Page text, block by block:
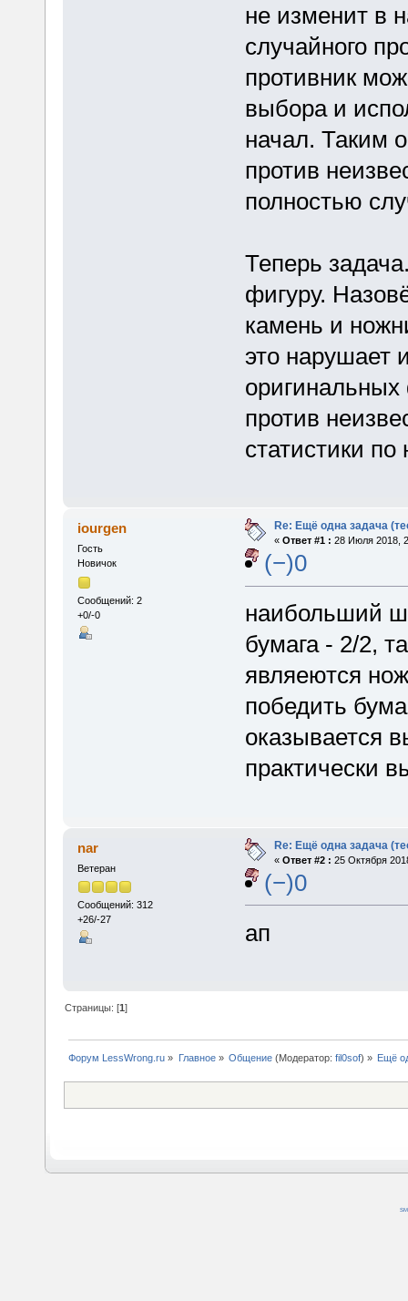
не изменит в
случайного
противник
выбора и
начал. Таким
против
полностью
Теперь
фигуру.
камень и
это нарушает
оригинальных
против
статистики
iourgen
Гость
Новичок
Сообщений: 2
+0/-0
Re: Ещё одна задача
« Ответ #1 : 28 Июля 2018,
(−)0
наибольший
бумага - 2/2,
являеются
победить
оказывается
практически
nar
Ветеран
Сообщений: 312
+26/-27
Re: Ещё одна задача
« Ответ #2 : 25 Октября
(−)0
ап
Страницы: [1]
Форум LessWrong.ru » Главное» Общение(Модератор: fil0sof) » Ещё